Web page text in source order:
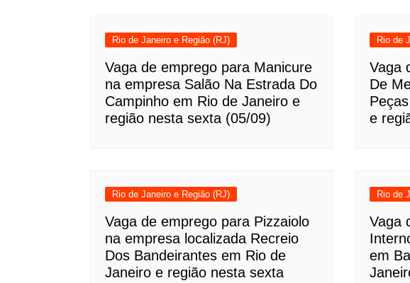
Rio de Janeiro e Região (RJ)
Vaga de emprego para Manicure
na empresa Salão Na Estrada Do
Campinho em Rio de Janeiro e
região nesta sexta (05/09)
Rio de
Vaga
De
e
Rio de Janeiro e Região (RJ)
Vaga de emprego para Pizzaiolo
na empresa localizada Recreio
Dos Bandeirantes em Rio de
Janeiro e região nesta sexta
Rio de
Vaga
em